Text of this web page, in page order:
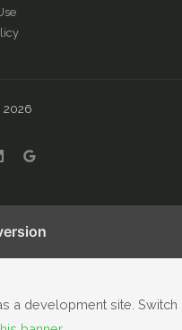
文 简体中文
a development site. Switch